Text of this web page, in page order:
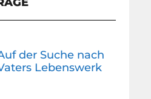
der Suche nach
Lebenswerk